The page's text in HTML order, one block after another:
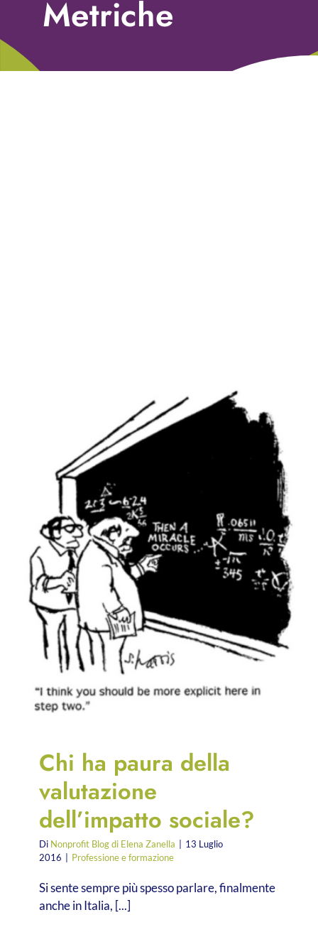
Fundraising Academy
Metriche
Chi ha paura della
valutazione
dell’impatto sociale?
Di Nonprofit Blog di Elena Zanella
13 Luglio
2016
Professione e formazione
Si sente sempre più spesso parlare, finalmente
anche in Italia, [...]